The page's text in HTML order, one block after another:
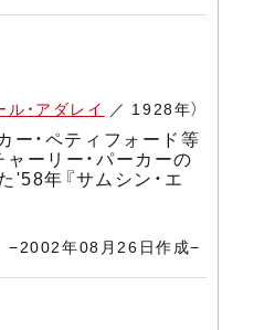
・アダレイ ／ 1928年）
ー・ペティフォード等
ーリー・パーカーの
年『サムシン・エ
−2002年08月26日作成−